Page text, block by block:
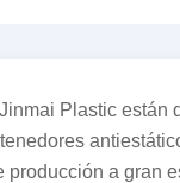
Plastic están
a gran